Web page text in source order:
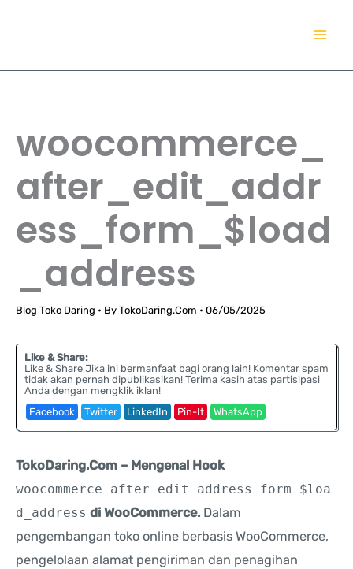
woocommerce_
after_edit_addr
ess_form_$load
_address
Blog Toko Daring • By TokoDaring.Com • 06/05/2025
Like & Share:
Like & Share Jika ini bermanfaat bagi orang lain! Komentar spam
tidak akan pernah dipublikasikan! Terima kasih atas partisipasi
Anda dengan mengklik iklan!
Facebook
Twitter LinkedIn Pin-It WhatsApp
TokoDaring.Com – Mengenal Hook
woocommerce_after_edit_address_form_$loa
d_address di WooCommerce. Dalam
pengembangan toko online berbasis WooCommerce,
pengelolaan alamat pengiriman dan penagihan